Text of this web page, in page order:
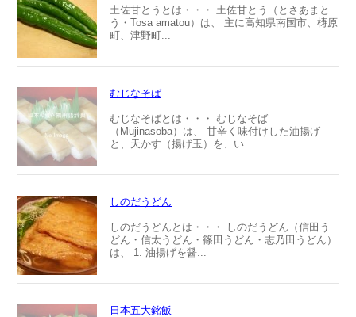
土佐甘とうとは・・・ 土佐甘とう（とさあまと
う・Tosa amatou）は、 主に高知県南国市、梼原
町、津野町...
むじなそば
むじなそばとは・・・ むじなそば
（Mujinasoba）は、 甘辛く味付けした油揚げ
と、天かす（揚げ玉）を、い...
しのだうどん
しのだうどんとは・・・ しのだうどん（信田う
どん・信太うどん・篠田うどん・志乃田うどん）
は、 1. 油揚げを醤...
日本五大銘飯